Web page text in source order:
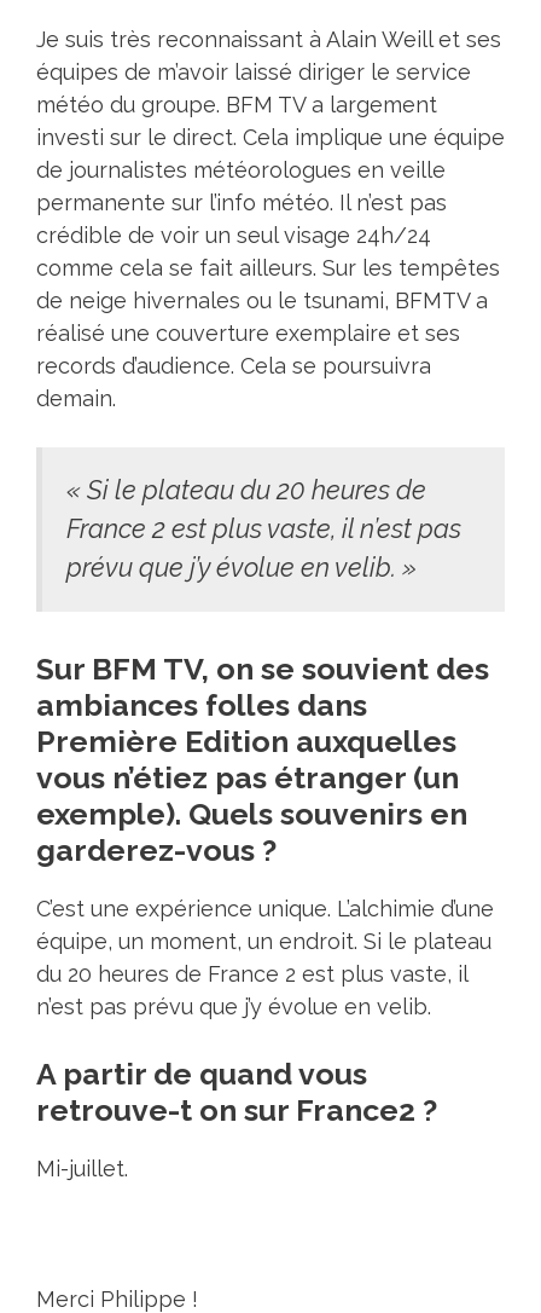
Je suis très reconnaissant à Alain Weill et ses
équipes de m’avoir laissé diriger le service
météo du groupe. BFM TV a largement
investi sur le direct. Cela implique une équipe
de journalistes météorologues en veille
permanente sur l’info météo. Il n’est pas
crédible de voir un seul visage 24h/24
comme cela se fait ailleurs. Sur les tempêtes
de neige hivernales ou le tsunami, BFMTV a
réalisé une couverture exemplaire et ses
records d’audience. Cela se poursuivra
demain.
« Si le plateau du 20 heures de
France 2 est plus vaste, il n’est pas
prévu que j’y évolue en velib. »
Sur BFM TV, on se souvient des
ambiances folles dans
Première Edition auxquelles
vous n’étiez pas étranger (un
exemple). Quels souvenirs en
garderez-vous ?
C’est une expérience unique. L’alchimie d’une
équipe, un moment, un endroit. Si le plateau
du 20 heures de France 2 est plus vaste, il
n’est pas prévu que j’y évolue en velib.
A partir de quand vous
retrouve-t on sur France2 ?
Mi-juillet.
Merci Philippe !